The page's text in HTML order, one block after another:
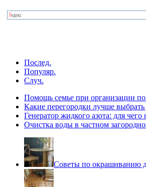
Послед.
Популяр.
Случ.
Помощь семье при организации
Какие перегородки лучше
Генератор жидкого азота: для чего
Очистка воды в частном
Советы по окрашиванию